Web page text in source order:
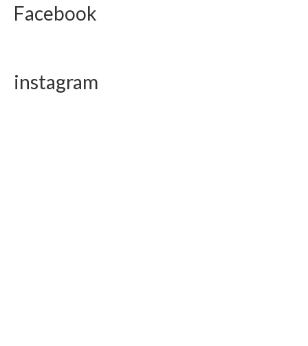
Facebook
instagram